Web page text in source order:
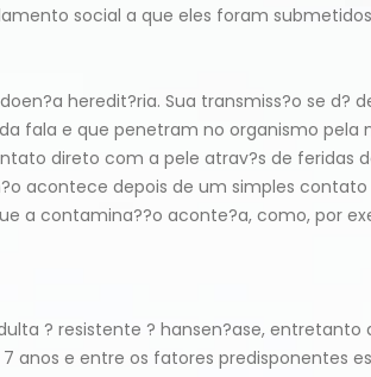
social a que eles foram
heredit?ria. Sua transmiss?o se d?
fala e que penetram no organismo pela
direto com a pele atrav?s de feridas
acontece depois de um simples
a contamina??o aconte?a, como, por
? resistente ? hansen?ase, entretanto
anos e entre os fatores predisponentes